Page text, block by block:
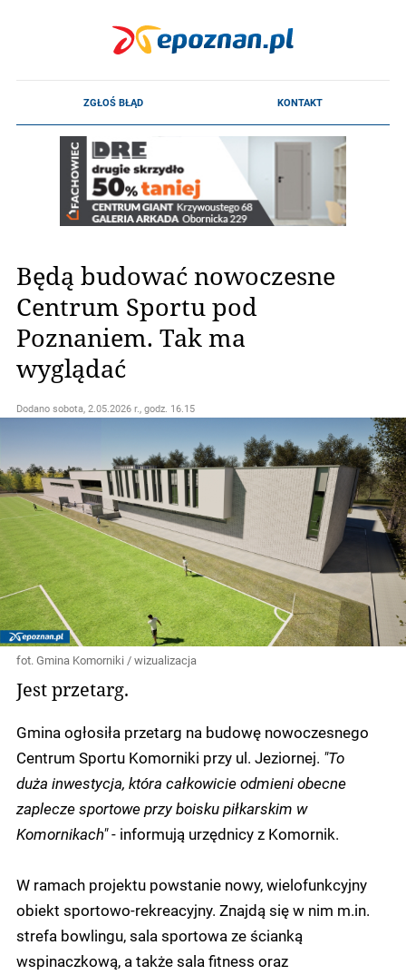
Będą budować nowoczesne
Centrum Sportu pod
Poznaniem. Tak ma
wyglądać
Dodano sobota, 2.05.2026 r., godz. 16.15
fot. Gmina Komorniki / wizualizacja
Jest przetarg.
Gmina ogłosiła przetarg na budowę nowoczesnego
Centrum Sportu Komorniki przy ul. Jeziornej. "To
duża inwestycja, która całkowicie odmieni obecne
zaplecze sportowe przy boisku piłkarskim w
Komornikach"- informują urzędnicy z Komornik.
W ramach projektu powstanie nowy, wielofunkcyjny
obiekt sportowo-rekreacyjny. Znajdą się w nim m.in.
strefa bowlingu, sala sportowa ze ścianką
wspinaczkową, a także sala fitness oraz